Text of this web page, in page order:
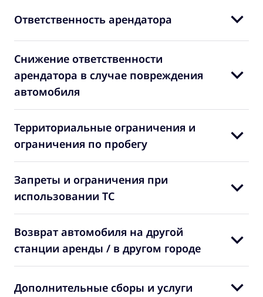
Ответственность арендатора
Снижение ответственности
арендатора в случае повреждения
автомобиля
Территориальные ограничения и
ограничения по пробегу
Запреты и ограничения при
использовании ТС
Возврат автомобиля на другой
станции аренды / в другом городе
Дополнительные сборы и услуги